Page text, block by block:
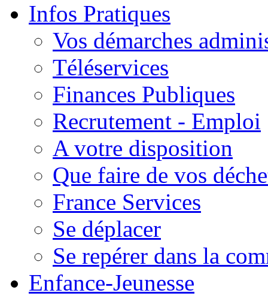
Infos Pratiques
Vos démarches
Téléservices
Finances Publiques
Recrutement - Emploi
A votre disposition
Que faire de vos
France Services
Se déplacer
Se repérer dans la
Enfance-Jeunesse